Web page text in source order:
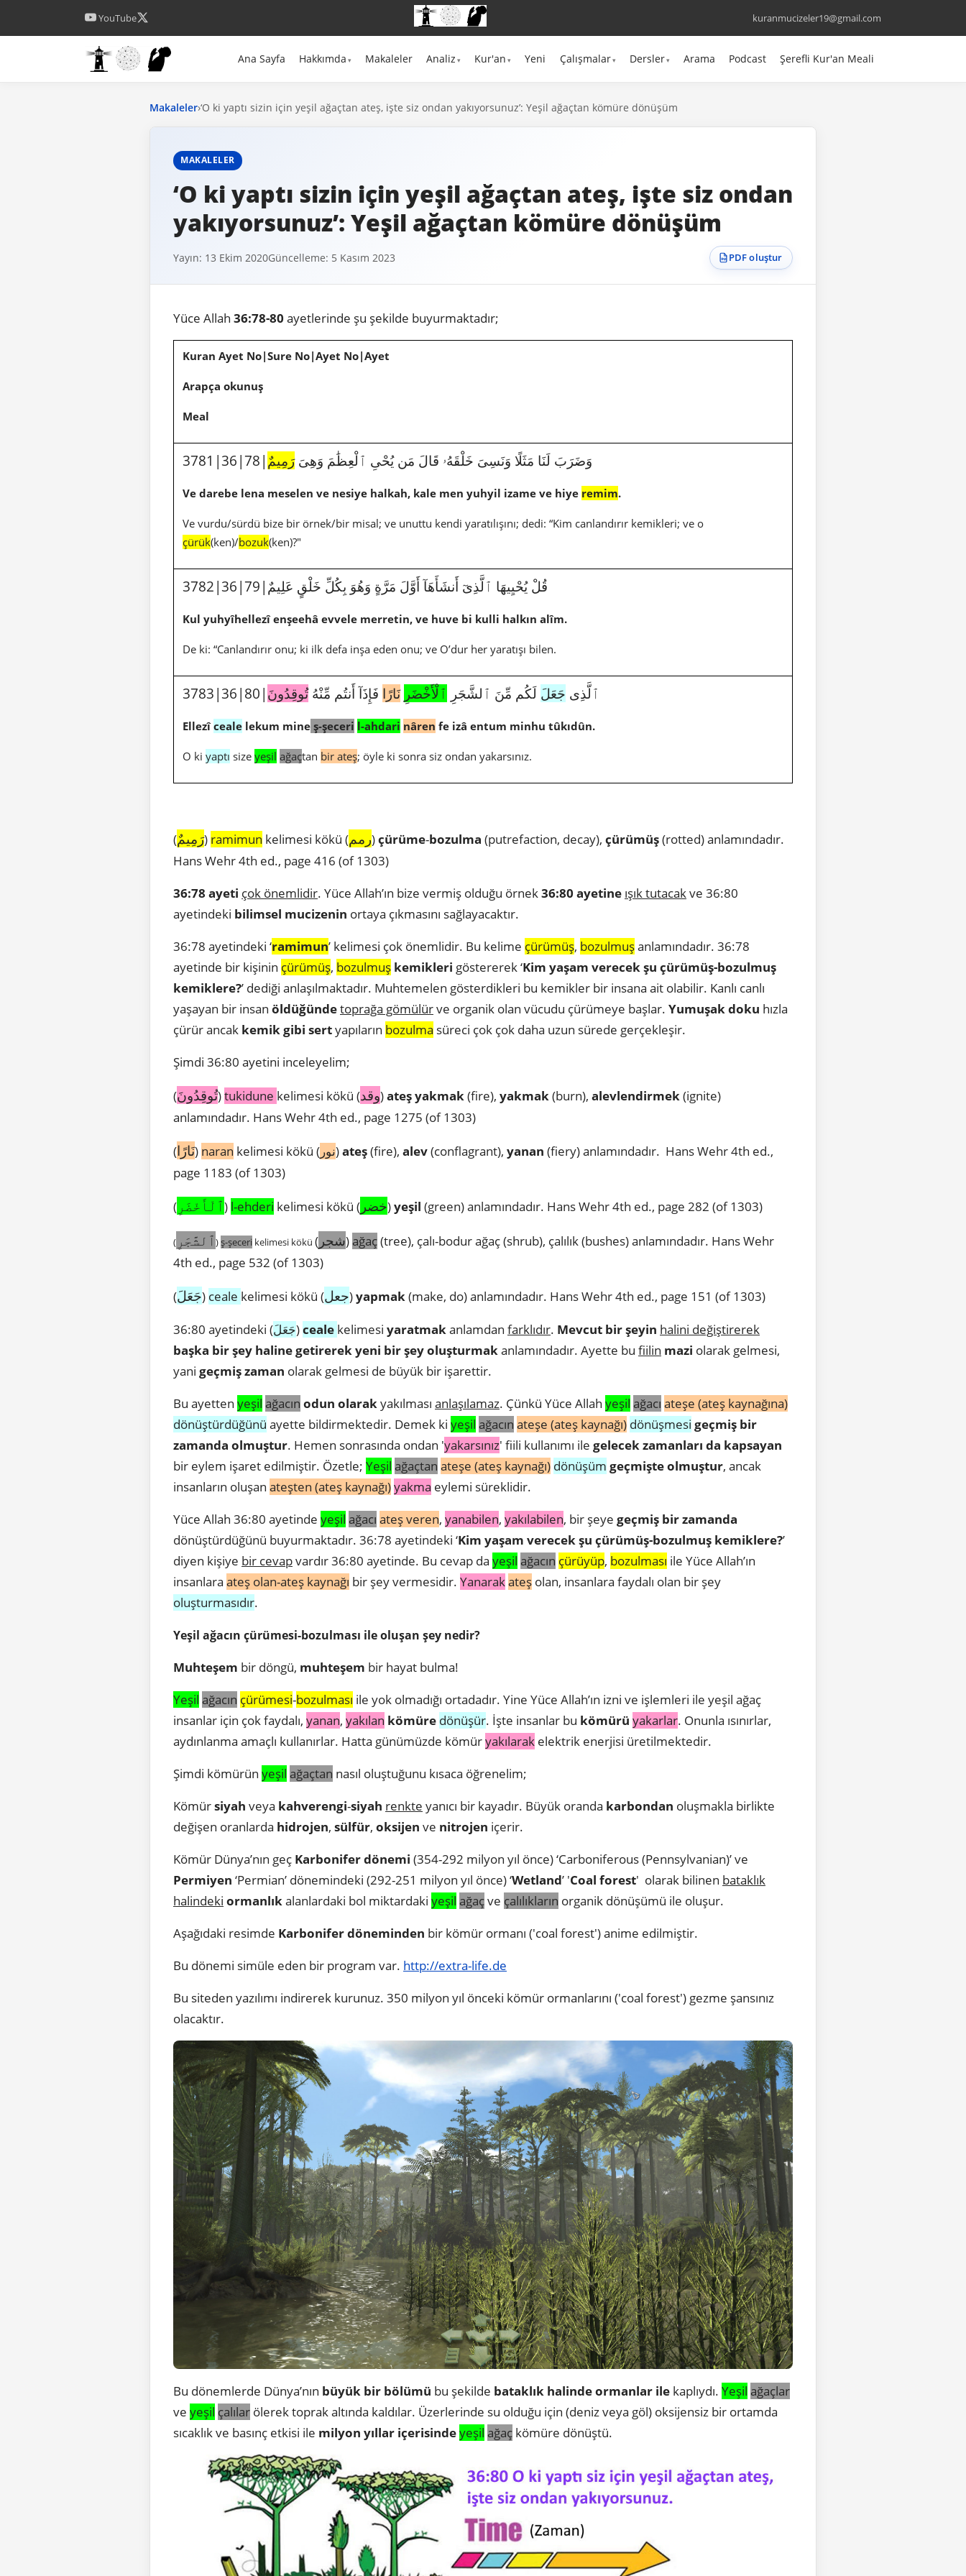
YouTube kuranmucizeler19@gmail.com
Ana Sayfa Hakkımda Makaleler Analiz Kur'an Yeni Çalışmalar Dersler Arama Podcast Şerefli Kur'an Meali
Makaleler›‘O ki yaptı sizin için yeşil ağaçtan ateş, işte siz ondan yakıyorsunuz’: Yeşil ağaçtan kömüre dönüşüm
MAKALELER
‘O ki yaptı sizin için yeşil ağaçtan ateş, işte siz ondan
yakıyorsunuz’: Yeşil ağaçtan kömüre dönüşüm
Yayın: 13 Ekim 2020Güncelleme: 5 Kasım 2023 PDF oluştur
Yüce Allah 36:78-80 ayetlerinde şu şekilde buyurmaktadır;
Kuran Ayet No|Sure No|Ayet No|Ayet
Arapça okunuş
Meal
3781|36|78|وَضَرَبَ لَنَا مَثَلًا وَنَسِىَ خَلْقَهُۥ قَالَ مَن يُحْىِ ٱلْعِظَٰمَ وَهِىَرَمِيمٌ
Ve darebe lena meselen ve nesiye halkah, kale men yuhyil izame ve hiye remim.
Ve vurdu/sürdü bize bir örnek/bir misal; ve unuttu kendi yaratılışını; dedi: “Kim canlandırır kemikleri; ve o
çürük(ken)/bozuk(ken)?"
3782|36|79|قُلْ يُحْيِيهَا ٱلَّذِىٓ أَنشَأَهَآ أَوَّلَ مَرَّةٍ وَهُوَ بِكُلِّ خَلْقٍ عَلِيمٌ
Kul yuhyîhellezî enşeehâ evvele merretin, ve huve bi kulli halkın alîm.
De ki: “Canlandırır onu; ki ilk defa inşa eden onu; ve O’dur her yaratışı bilen.
3783|36|80|ٱلَّذِى جَعَلَ لَكُم مِّنَ ٱلشَّجَرِ ٱلْأَخْضَرِ نَارًا فَإِذَآ أَنتُم مِّنْهُتُوقِدُونَ
Ellezîceale lekum mine ş-şeceri l-ahdari nâren fe izâ entum minhu tûkıdûn.
O ki yaptı size yeşil ağaçtan bir ateş; öyle ki sonra siz ondan yakarsınız.
(رَمِيمٌ) ramimun kelimesi kökü (رمم)çürüme-bozulma (putrefaction, decay), çürümüş(rotted) anlamındadır.
Hans Wehr 4th ed., page 416 (of 1303)
36:78 ayeti çok önemlidir. Yüce Allah’ın bize vermiş olduğu örnek36:80 ayetine ışık tutacakve 36:80
ayetindeki bilimsel mucizenin ortaya çıkmasını sağlayacaktır.
36:78 ayetindeki ‘ramimun’ kelimesi çok önemlidir. Bu kelime çürümüş, bozulmuşanlamındadır. 36:78
ayetinde bir kişinin çürümüş, bozulmuş kemikleri göstererek ‘Kim yaşam verecek şu çürümüş-bozulmuş
kemiklere?’ dediği anlaşılmaktadır. Muhtemelen gösterdikleri bu kemikler bir insana ait olabilir. Kanlı canlı
yaşayan bir insan öldüğündetoprağa gömülürve organik olan vücudu çürümeye başlar. Yumuşak doku hızla
çürür ancak kemik gibi sertyapıların bozulma süreci çok çok daha uzun sürede gerçekleşir.
Şimdi 36:80 ayetini inceleyelim;
(تُوقِدُونَ)tukidune kelimesi kökü (وقد)ateş yakmak(fire), yakmak(burn), alevlendirmek(ignite)
anlamındadır. Hans Wehr 4th ed., page 1275 (of 1303)
(نَارًا) naran kelimesi kökü ( نور)ateş(fire), alev(conflagrant), yanan (fiery) anlamındadır. Hans Wehr 4th ed.,
page 1183 (of 1303)
( ٱلْأَخْضَرِ) l-ehderi kelimesi kökü ( خضر)yeşil (green) anlamındadır. Hans Wehr 4th ed., page 282 (of 1303)
( ٱلشَّجَرِ)ş-şeceri kelimesi kökü ( شجر) ağaç(tree), çalı-bodur ağaç (shrub), çalılık (bushes) anlamındadır. Hans Wehr
4th ed., page 532 (of 1303)
(جَعَلَ) ceale kelimesi kökü (جعل)yapmak(make, do) anlamındadır. Hans Wehr 4th ed., page 151 (of 1303)
36:80 ayetindeki (جَعَلَ)ceale kelimesi yaratmakanlamdan farklıdır. Mevcut bir şeyin halini değiştirerek
başka bir şey haline getirerek yeni bir şey oluşturmakanlamındadır. Ayette bu fiilin mazi olarak gelmesi,
yani geçmiş zaman olarak gelmesi de büyük bir işarettir.
Bu ayetten yeşil ağacın odun olarakyakılması anlaşılamaz. Çünkü Yüce Allah yeşil ağacı ateşe (ateş kaynağına)
dönüştürdüğünü ayette bildirmektedir. Demek ki yeşil ağacın ateşe (ateş kaynağı) dönüşmesi geçmiş bir
zamanda olmuştur. Hemen sonrasında ondan 'yakarsınız' fiili kullanımı ile gelecek zamanları da kapsayan
bir eylem işaret edilmiştir. Özetle; Yeşil ağaçtan ateşe (ateş kaynağı) dönüşüm geçmişte olmuştur, ancak
insanların oluşan ateşten (ateş kaynağı)yakma eylemi süreklidir.
Yüce Allah 36:80 ayetinde yeşil ağacı ateş veren, yanabilen, yakılabilen, bir şeye geçmiş bir zamanda
dönüştürdüğünü buyurmaktadır. 36:78 ayetindeki ‘Kim yaşam verecek şu çürümüş-bozulmuş kemiklere?’
diyen kişiye bir cevapvardır 36:80 ayetinde. Bu cevap da yeşil ağacın çürüyüp, bozulması ile Yüce Allah’ın
insanlara ateş olan-ateş kaynağı bir şey vermesidir. Yanarakateş olan, insanlara faydalı olan bir şey
oluşturmasıdır.
Yeşil ağacın çürümesi-bozulması ile oluşan şey nedir?
Muhteşem bir döngü, muhteşem bir hayat bulma!
Yeşil ağacın çürümesi-bozulması ile yok olmadığı ortadadır. Yine Yüce Allah’ın izni ve işlemleri ile yeşil ağaç
insanlar için çok faydalı, yanan, yakılan kömüre dönüşür. İşte insanlar bu kömürü yakarlar. Onunla ısınırlar,
aydınlanma amaçlı kullanırlar. Hatta günümüzde kömüryakılarak elektrik enerjisi üretilmektedir.
Şimdi kömürün yeşil ağaçtan nasıl oluştuğunu kısaca öğrenelim;
Kömürsiyah veya kahverengi-siyah renkte yanıcı bir kayadır. Büyük oranda karbondan oluşmakla birlikte
değişen oranlarda hidrojen, sülfür, oksijen ve nitrojen içerir.
Kömür Dünya’nın geç Karbonifer dönemi (354-292 milyon yıl önce) ‘Carboniferous (Pennsylvanian)’ ve
Permiyen ‘Permian’ dönemindeki (292-251 milyon yıl önce) ‘Wetland’ 'Coal forest' olarak bilinen bataklık
halindeki ormanlıkalanlardaki bol miktardaki yeşil ağaçve çalılıkların organik dönüşümü ile oluşur.
Aşağıdaki resimde Karbonifer döneminden bir kömür ormanı ('coal forest') anime edilmiştir.
Bu dönemi simüle eden bir program var. http://extra-life.de
Bu siteden yazılımı indirerek kurunuz. 350 milyon yıl önceki kömür ormanlarını ('coal forest') gezme şansınız
olacaktır.
Bu dönemlerde Dünya’nın büyük bir bölümü bu şekilde bataklık halinde ormanlar ile kaplıydı. Yeşil ağaçlar
ve yeşil çalılar ölerek toprak altında kaldılar. Üzerlerinde su olduğu için (deniz veya göl) oksijensiz bir ortamda
sıcaklık ve basınç etkisi ile milyon yıllar içerisindeyeşil ağaç kömüre dönüştü.